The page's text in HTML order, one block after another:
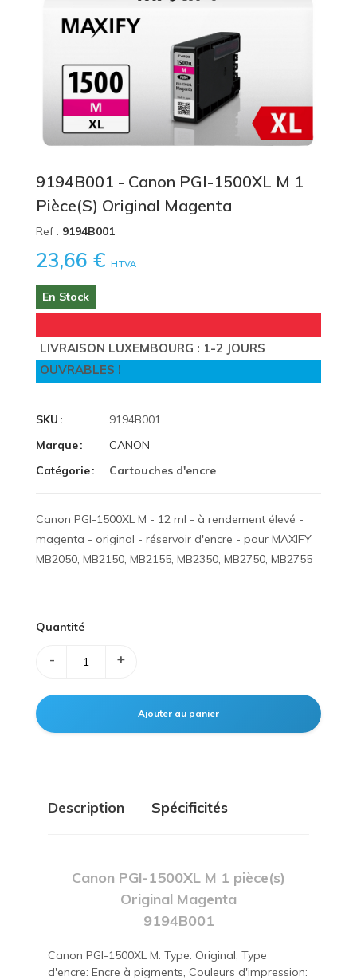
9194B001 - Canon PGI-1500XL M 1
Pièce(s) Original Magenta
Ref : 9194B001
23,66 € HTVA
En Stock
LIVRAISON LUXEMBOURG : 1-2 JOURS
OUVRABLES !
SKU
9194B001
Marque
CANON
Catégorie
Cartouches d'encre
Canon PGI-1500XL M - 12 ml - à rendement élevé -
magenta - original - réservoir d'encre - pour MAXIFY
MB2050, MB2150, MB2155, MB2350, MB2750, MB2755
Quantité
- +
Description Spécificités
Canon PGI-1500XL M 1 pièce(s)
Original Magenta
9194B001
Canon PGI-1500XL M. Type: Original, Type
d'encre: Encre à pigments, Couleurs d'impression: